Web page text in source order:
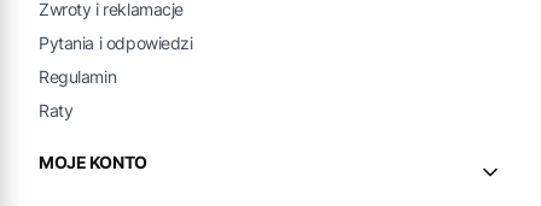
Zwroty i reklamacje
Pytania i odpowiedzi
Regulamin
Raty
MOJE KONTO